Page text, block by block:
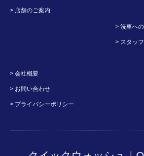
> 店舗のご案内
> 洗車へ
> スタッ
> 会社概要
> お問い合わせ
> プライバシーポリシー